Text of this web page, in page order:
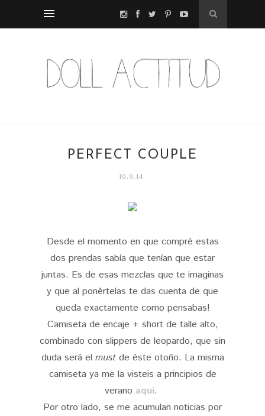
PERFECT COUPLE
10.9.14
Desde el momento en que compré estas
dos prendas sabía que tenían que estar
juntas. Es de esas mezclas que te imaginas
y que al ponértelas te das cuenta de que
queda exactamente como pensabas!
Camiseta de encaje + short de talle alto,
combinado con slippers de leopardo, que sin
duda será el mustde éste otoño. La misma
camiseta ya me la visteis a principios de
verano aquí.
Por otro lado, se me acumulan noticias por